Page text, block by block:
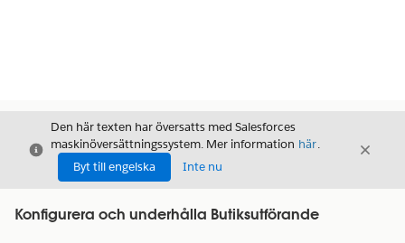
Stäng
Den här texten har översatts med Salesforces
maskinöversättningssystem. Mer information här.
Byt till engelska
Inte nu
Stäng
Konfigurera och underhålla Butiksutförande